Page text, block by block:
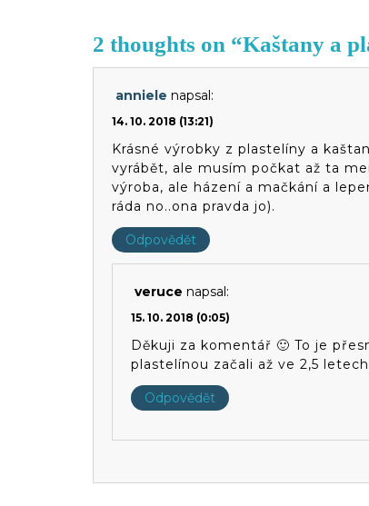
2 thoughts on “Kaštany a
anniele napsal:
14. 10. 2018 (13:21)
Krásné výrobky z plastelíny a
vyrábět, ale musím počkat až ta
výroba, ale házení a mačkání a
ráda no..ona pravda jo).
Odpovědět
veruce napsal:
15. 10. 2018 (0:05)
Děkuji za komentář 🙂 To je
plastelínou začali až ve 2,5 letech
Odpovědět